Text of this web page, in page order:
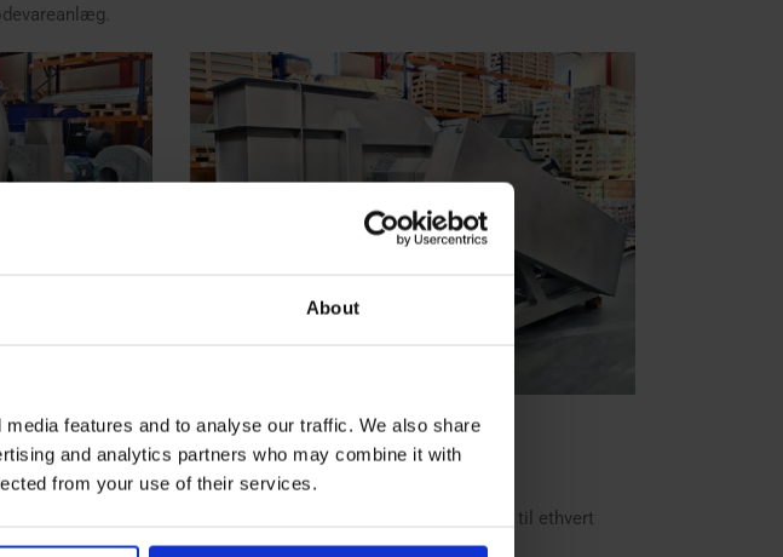
About
features and to analyse our traffic. We also share
and analytics partners who may combine it with
from your use of their services.
til ethvert projekt
tekniker kan vi altid tilpasse vores brede udvalg af ventilatorer til ethvert
den bedste ventilatorløsning til ethvert projekt.